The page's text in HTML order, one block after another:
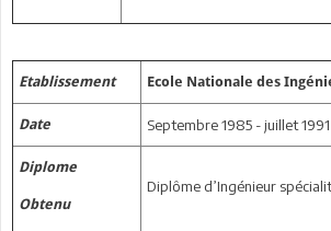
Etablissement Ecole Nationale des
Date Septembre 1985 - juillet 1991
Diplome
Obtenu
Diplôme d’Ingénieur